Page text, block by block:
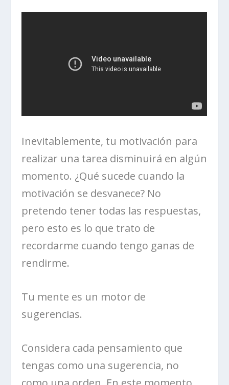
Inevitablemente, tu motivación para
realizar una tarea disminuirá en algún
momento. ¿Qué sucede cuando la
motivación se desvanece? No
pretendo tener todas las respuestas,
pero esto es lo que trato de
recordarme cuando tengo ganas de
rendirme.
Tu mente es un motor de
sugerencias.
Considera cada pensamiento que
tengas como una sugerencia, no